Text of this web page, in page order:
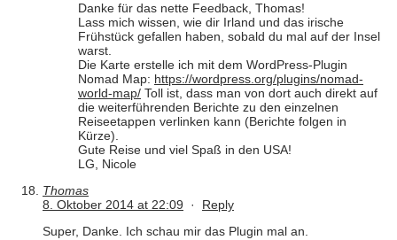
Danke für das nette Feedback, Thomas!
Lass mich wissen, wie dir Irland und das irische
Frühstück gefallen haben, sobald du mal auf der Insel
warst.
Die Karte erstelle ich mit dem WordPress-Plugin
Nomad Map: https://wordpress.org/plugins/nomad-
world-map/ Toll ist, dass man von dort auch direkt auf
die weiterführenden Berichte zu den einzelnen
Reiseetappen verlinken kann (Berichte folgen in
Kürze).
Gute Reise und viel Spaß in den USA!
LG, Nicole
Thomas
8. Oktober 2014 at 22:09 · Reply
Super, Danke. Ich schau mir das Plugin mal an.